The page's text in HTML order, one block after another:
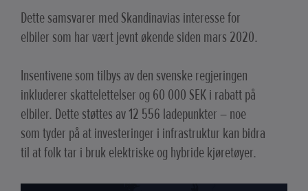
Dette samsvarer med Skandinavias interesse for
elbiler som har vært jevnt økende siden mars 2020.
Insentivene som tilbys av den svenske regjeringen
inkluderer skattelettelser og 60 000 SEK i rabatt på
elbiler. Dette støttes av 12 556 ladepunkter – noe
som tyder på at investeringer i infrastruktur kan bidra
til at folk tar i bruk elektriske og hybride kjøretøyer.